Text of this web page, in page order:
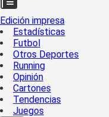
Edición impresa
Estadísticas
Futbol
Otros Deportes
Running
Opinión
Cartones
Tendencias
Juegos